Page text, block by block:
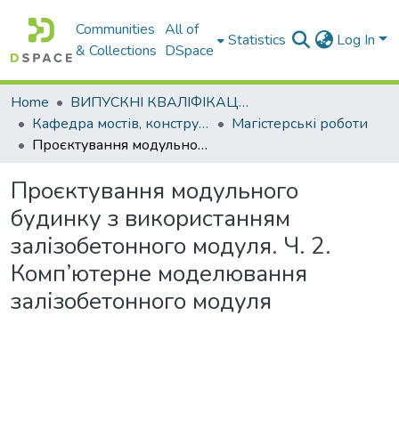
Communities
& Collections
All of
DSpace
Statistics Log In
Home
ВИПУСКНІ КВАЛІФІКАЦІЙНІ РОБОТИ
Кафедра мостів, конструкцій та будівельної механіки
Магістерські роботи
Проєктування модульного будинку з використанням залізобетонного модуля. Ч. 2. Комп’ютерне моделювання залізобетонного модуля
Проєктування модульного
будинку з використанням
залізобетонного модуля. Ч. 2.
Комп’ютерне моделювання
залізобетонного модуля